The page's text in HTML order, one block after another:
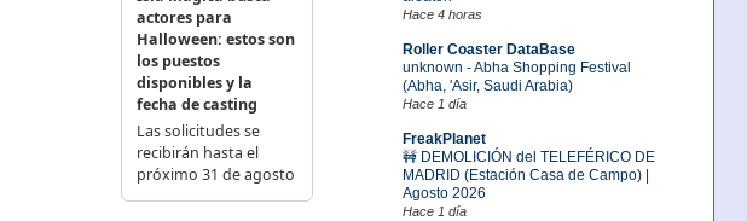
Hace 4 horas
Roller Coaster DataBase
unknown - Abha Shopping Festival
(Abha, 'Asir, Saudi Arabia)
Hace 1 día
FreakPlanet
🚧 DEMOLICIÓN del TELEFÉRICO DE
MADRID (Estación Casa de Campo) |
Agosto 2026
Hace 1 día